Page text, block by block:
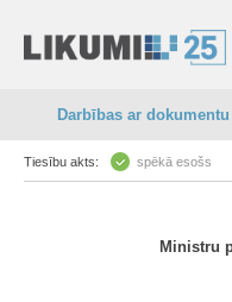
Darbības ar dokumentu
Tiesību akts: spēkā esošs
Ministru